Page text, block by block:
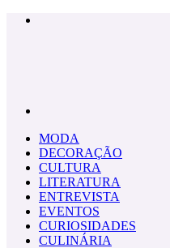
MODA
DECORAÇÃO
CULTURA
LITERATURA
ENTREVISTA
EVENTOS
CURIOSIDADES
CULINÁRIA